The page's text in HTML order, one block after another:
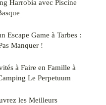
Harrobia avec Piscine
Escape Game à Tarbes :
Manquer !
à Faire en Famille à
Le Perpetuum
les Meilleurs